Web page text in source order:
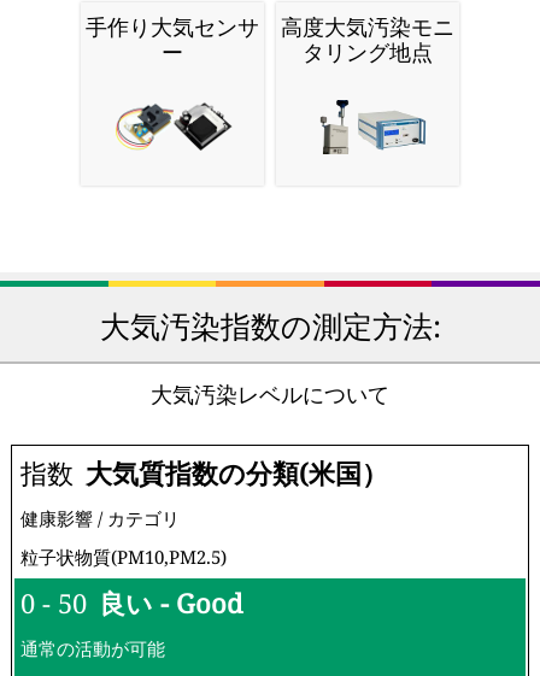
手作り大気センサ
ー
高度大気汚染モニ
タリング地点
大気汚染指数の測定方法:
大気汚染レベルについて
指数 大気質指数の分類(米国）
健康影響 / カテゴリ
粒子状物質(PM10,PM2.5)
0 - 50 良い - Good
通常の活動が可能